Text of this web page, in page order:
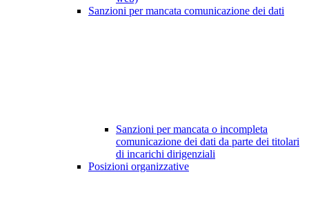
Sanzioni per mancata comunicazione dei dati
Sanzioni per mancata o incompleta
comunicazione dei dati da parte dei titolari
di incarichi dirigenziali
Posizioni organizzative